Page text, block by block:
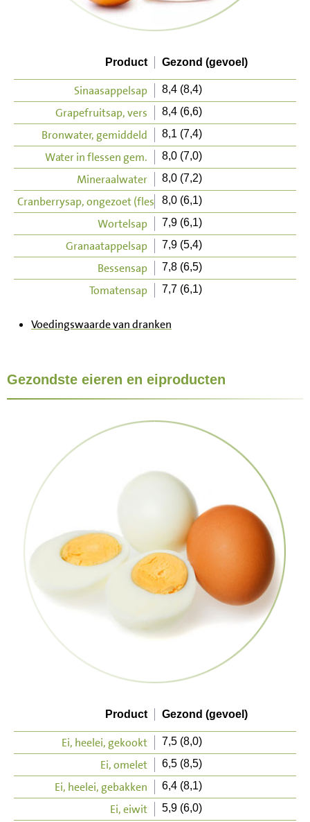
Product Gezond (gevoel)
Sinaasappelsap 8,4 (8,4)
Grapefruitsap, vers 8,4 (6,6)
Bronwater, gemiddeld 8,1 (7,4)
Water in flessen gem. 8,0 (7,0)
Mineraalwater 8,0 (7,2)
Cranberrysap, ongezoet (fles) 8,0 (6,1)
Wortelsap 7,9 (6,1)
Granaatappelsap 7,9 (5,4)
Bessensap 7,8 (6,5)
Tomatensap 7,7 (6,1)
Voedingswaarde van dranken
Gezondste eieren en eiproducten
Product Gezond (gevoel)
Ei, heelei, gekookt 7,5 (8,0)
Ei, omelet 6,5 (8,5)
Ei, heelei, gebakken 6,4 (8,1)
Ei, eiwit 5,9 (6,0)